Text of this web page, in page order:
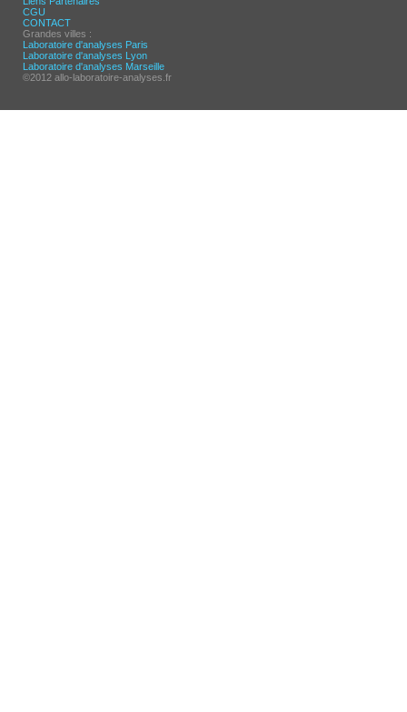
CGU
CONTACT
Grandes villes :
Laboratoire d'analyses Paris
Laboratoire d'analyses Lyon
Laboratoire d'analyses Marseille
©2012 allo-laboratoire-analyses.fr